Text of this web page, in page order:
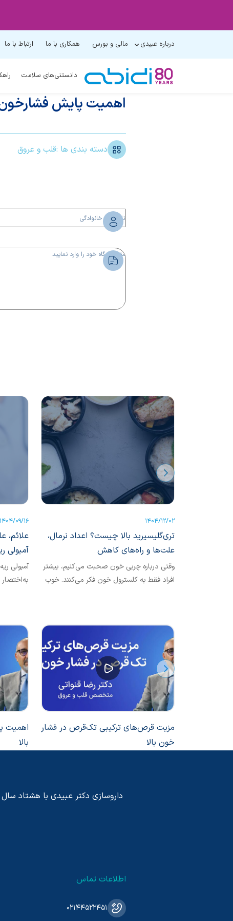
درباره عبیدی مالی و بورس همکاری با ما ارتباط با ما
دانستنی‌های سلامت
اهمیت پایش
دسته بندی ها :قلب و عروق
1404/12/02
تری‌گلیسیرید بالا چیست؟ اعداد نرمال،
علت‌ها و راه‌های کاهش
وقتی درباره چربی خون صحبت می‌کنیم، بیشتر
افراد فقط به کلسترول خون فکر می‌کنند. خوب
1404/09/16
علائم،
آمبولی
به
مزیت قرص‌های ترکیبی تک‌قرص در فشار
خون بالا
اهمیت
بالا
داروسازی دکتر عبیدی با هشتاد سال
اطلاعات تماس
02144522451